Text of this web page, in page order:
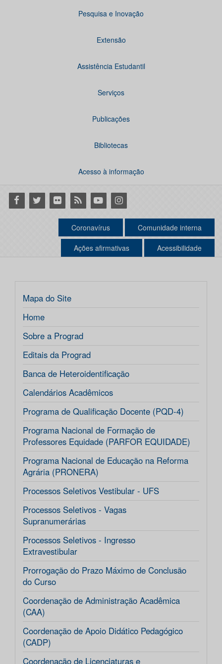
Pesquisa e Inovação
Extensão
Assistência Estudantil
Serviços
Publicações
Bibliotecas
Acesso à informação
Facebook
Twitter Flickr RSS YoutubeInstagram
Coronavírus Comunidade interna
Ações afirmativas Acessibilidade
Mapa do Site
Home
Sobre a Prograd
Editais da Prograd
Banca de Heteroidentificação
Calendários Acadêmicos
Programa de Qualificação Docente (PQD-4)
Programa Nacional de Formação de
Professores Equidade (PARFOR EQUIDADE)
Programa Nacional de Educação na Reforma
Agrária (PRONERA)
Processos Seletivos Vestibular - UFS
Processos Seletivos - Vagas
Supranumerárias
Processos Seletivos - Ingresso
Extravestibular
Prorrogação do Prazo Máximo de Conclusão
do Curso
Coordenação de Administração Acadêmica
(CAA)
Coordenação de Apoio Didático Pedagógico
(CADP)
Coordenação de Licenciaturas e